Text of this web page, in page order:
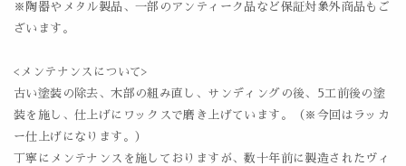
※陶器やメタル製品、一部のアンティーク品など保証対象外商品もご
ざいます。
<メンテナンスについて>
古い塗装の除去、木部の組み直し、サンディングの後、5工前後の塗
装を施し、仕上げにワックスで磨き上げています。（※今回はラッカ
ー仕上げになります。）
丁寧にメンテナンスを施しておりますが、数十年前に製造されたヴィ